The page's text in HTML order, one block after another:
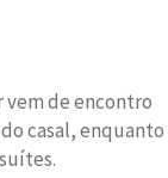
vem de encontro
casal, enquanto